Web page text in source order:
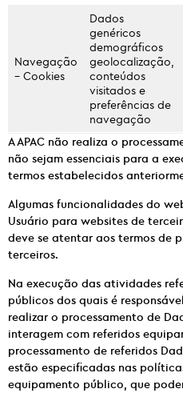
Navegação
– Cookies
Dados
genéricos
demográficos
geolocalização,
conteúdos
visitados e
preferências de
navegação
A APAC não realiza o
não sejam essenciais para a
termos estabelecidos
Algumas funcionalidades do
Usuário para websites de
deve se atentar aos termos de
terceiros.
Na execução das atividades
públicos dos quais é
realizar o processamento de
interagem com referidos
processamento de referidos
estão especificadas nas
equipamento público, que